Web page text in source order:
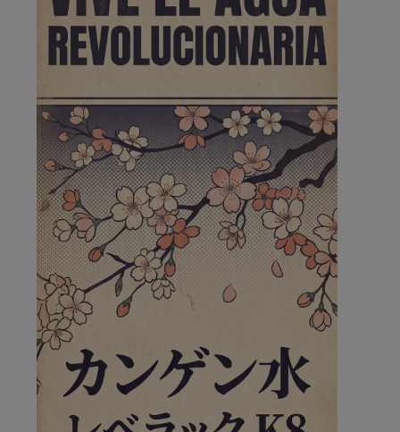
de la …
A ver si llega alguno que de verdad le importe la
Pozuelo de Alarcón
🔴 EXCLUSIVA | El comisario
de la …
Wayne Rooney era el comisario de pozuelo?
Pozuelo de Alarcón
🔴 EXCLUSIVA | El comisario
de la …